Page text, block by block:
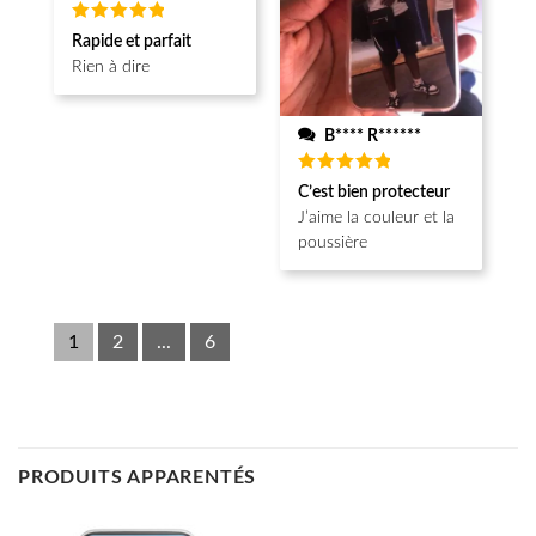
Note5
sur 5
Rapide et parfait
Rien à dire
B**** R******
Note5
sur 5
C’est bien protecteur
J’aime la couleur et la
poussière
1 2 ... 6
PRODUITS APPARENTÉS